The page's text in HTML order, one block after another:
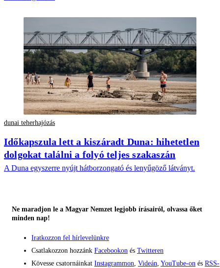
dunai teherhajózás
Időkapszula lett a kiszáradt Duna: hihetetlen
dolgokat találni a folyó teljes szakaszán
A Duna egyszerre nyújt hátborzongató és lenyűgöző látványt.
Ne maradjon le a Magyar Nemzet legjobb írásairól, olvassa őket
minden nap!
Iratkozzon fel hírlevelünkre
Csatlakozzon hozzánk Facebookon és Twitteren
Kövesse csatornáinkat Instagrammon, Videán, YouTube-on és RSS-